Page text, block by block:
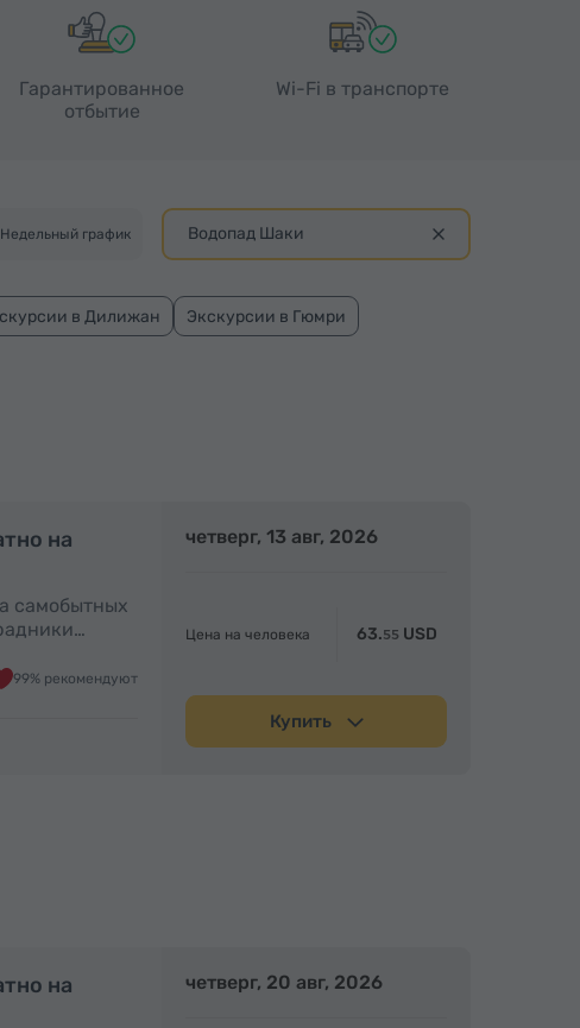
Гарантированное
отбытие
Wi-Fi в транспорте
Водопад Шаки
Недельный график
в Дилижан
Экскурсии в Гюмри
Полный день
на
самобытных
99% рекомендуют
четверг, 13 авг, 2026
Цена на человека 63.55 USD
Купить
Полный день
на
четверг, 20 авг, 2026